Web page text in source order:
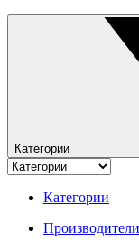
Категории
Категории
Производители